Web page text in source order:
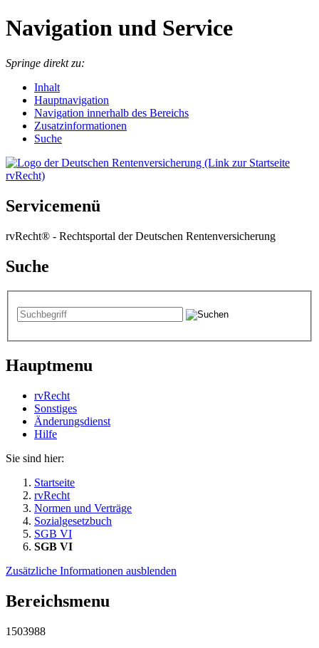
Navigation und Service
Springe direkt zu:
Inhalt
Hauptnavigation
Navigation innerhalb des Bereichs
Zusatzinformationen
Suche
Servicemenü
rvRecht® - Rechtsportal der Deutschen Rentenversicherung
Suche
Hauptmenu
rvRecht
Sonstiges
Änderungsdienst
Hil­fe
Sie sind hier:
Startseite
rvRecht
Normen und Verträge
Sozialgesetzbuch
SGB VI
SGB VI
Zusätzliche Informationen ausblenden
Bereichsmenu
1503988